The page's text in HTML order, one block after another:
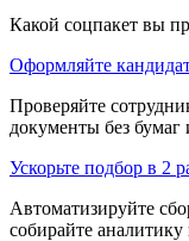
Какой соцпакет вы
Оформляйте
Проверяйте
документы без
Ускорьте подбор в 2
Автоматизируйте
собирайте аналитику